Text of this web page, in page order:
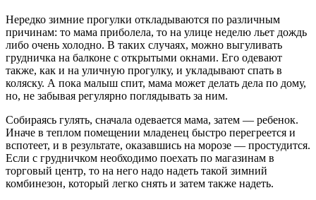
Нередко зимние прогулки откладываются по различным
причинам: то мама приболела, то на улице неделю льет дождь
либо очень холодно. В таких случаях, можно выгуливать
грудничка на балконе с открытыми окнами. Его одевают
также, как и на уличную прогулку, и укладывают спать в
коляску. А пока малыш спит, мама может делать дела по дому,
но, не забывая регулярно поглядывать за ним.
Собираясь гулять, сначала одевается мама, затем — ребенок.
Иначе в теплом помещении младенец быстро перегреется и
вспотеет, и в результате, оказавшись на морозе — простудится.
Если с грудничком необходимо поехать по магазинам в
торговый центр, то на него надо надеть такой зимний
комбинезон, который легко снять и затем также надеть.